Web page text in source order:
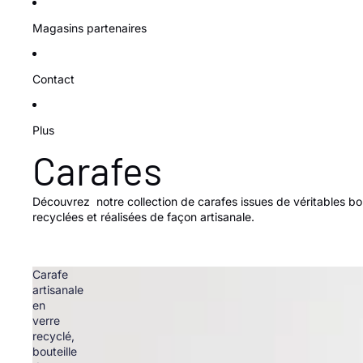
Magasins partenaires
Contact
Plus
Carafes
Découvrez notre collection de carafes issues de véritables
recyclées et réalisées de façon artisanale.
Carafe
artisanale
en
verre
recyclé,
bouteille